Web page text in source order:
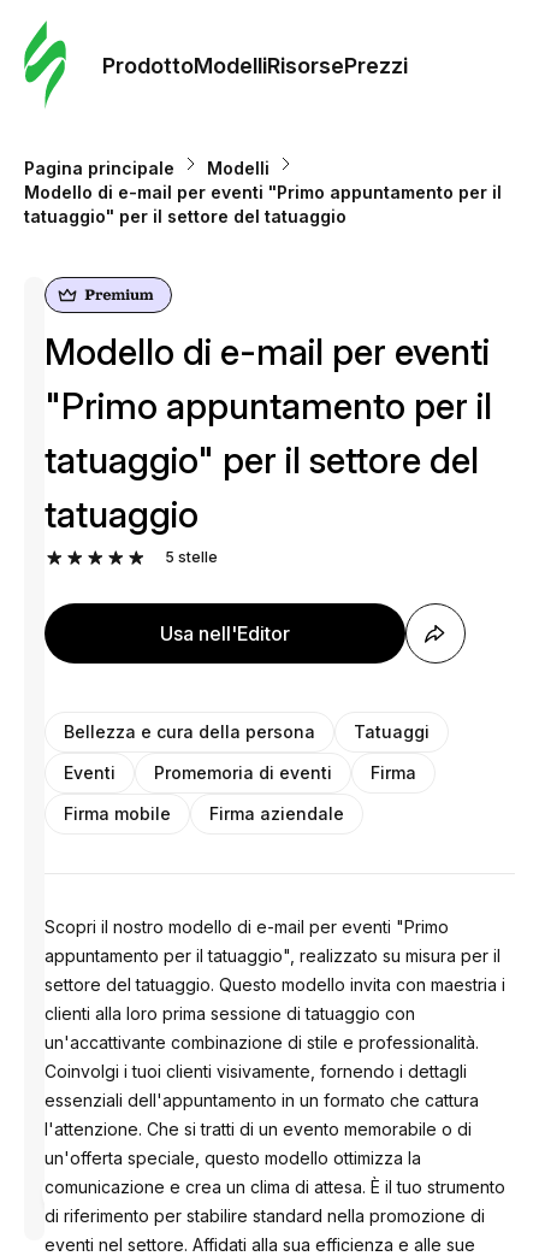
ProdottoModelliRisorsePrezzi
Pagina principale
Modelli
Modello di e-mail per eventi "Primo appuntamento per il
tatuaggio" per il settore del tatuaggio
da
Anastasiia
Modello di e-mail per eventi
"Primo appuntamento per il
tatuaggio" per il settore del
tatuaggio
5 stelle
Usa nell'Editor
Bellezza e cura della persona
Tatuaggi
Eventi
Promemoria di eventi
Firma
Firma mobile
Firma aziendale
Scopri il nostro modello di e-mail per eventi "Primo
appuntamento per il tatuaggio", realizzato su misura per il
settore del tatuaggio. Questo modello invita con maestria i
clienti alla loro prima sessione di tatuaggio con
un'accattivante combinazione di stile e professionalità.
Coinvolgi i tuoi clienti visivamente, fornendo i dettagli
essenziali dell'appuntamento in un formato che cattura
l'attenzione. Che si tratti di un evento memorabile o di
un'offerta speciale, questo modello ottimizza la
comunicazione e crea un clima di attesa. È il tuo strumento
di riferimento per stabilire standard nella promozione di
eventi nel settore. Affidati alla sua efficienza e alle sue